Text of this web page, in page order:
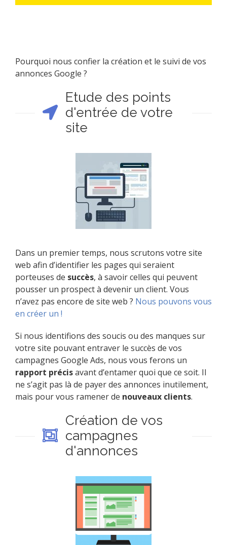
Pourquoi nous confier la création et le suivi de vos
annonces Google ?
Etude des points
d'entrée de votre
site
Dans un premier temps, nous scrutons votre site
web afin d’identifier les pages qui seraient
porteuses de succès, à savoir celles qui peuvent
pousser un prospect à devenir un client. Vous
n’avez pas encore de site web ? Nous pouvons vous
en créer un !
Si nous identifions des soucis ou des manques sur
votre site pouvant entraver le succès de vos
campagnes Google Ads, nous vous ferons un
rapport précisavant d’entamer quoi que ce soit. Il
ne s’agit pas là de payer des annonces inutilement,
mais pour vous ramener de nouveaux clients.
Création de vos
campagnes
d'annonces